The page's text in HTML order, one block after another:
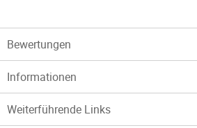
Bewertungen
Informationen
Weiterführende Links